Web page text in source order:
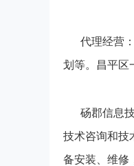
代理经营
划等。昌平区
砀郡信息
技术咨询和技
备安装、维修